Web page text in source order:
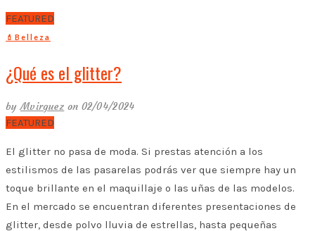
FEATURED
💄Belleza
¿Qué es el glitter?
byMvirguez on 02/04/2024
FEATURED
El glitter no pasa de moda. Si prestas atención a los
estilismos de las pasarelas podrás ver que siempre hay un
toque brillante en el maquillaje o las uñas de las modelos.
En el mercado se encuentran diferentes presentaciones de
glitter, desde polvo lluvia de estrellas, hasta pequeñas